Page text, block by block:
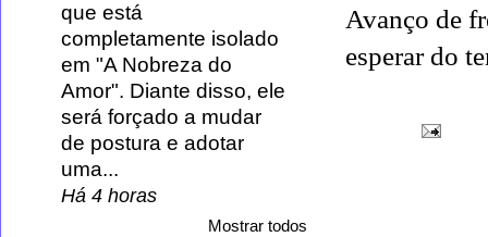
Avanço de
esperar do
que está
completamente isolado
em "A Nobreza do
Amor". Diante disso, ele
será forçado a mudar
de postura e adotar
uma...
Há 4 horas
Mostrar todos